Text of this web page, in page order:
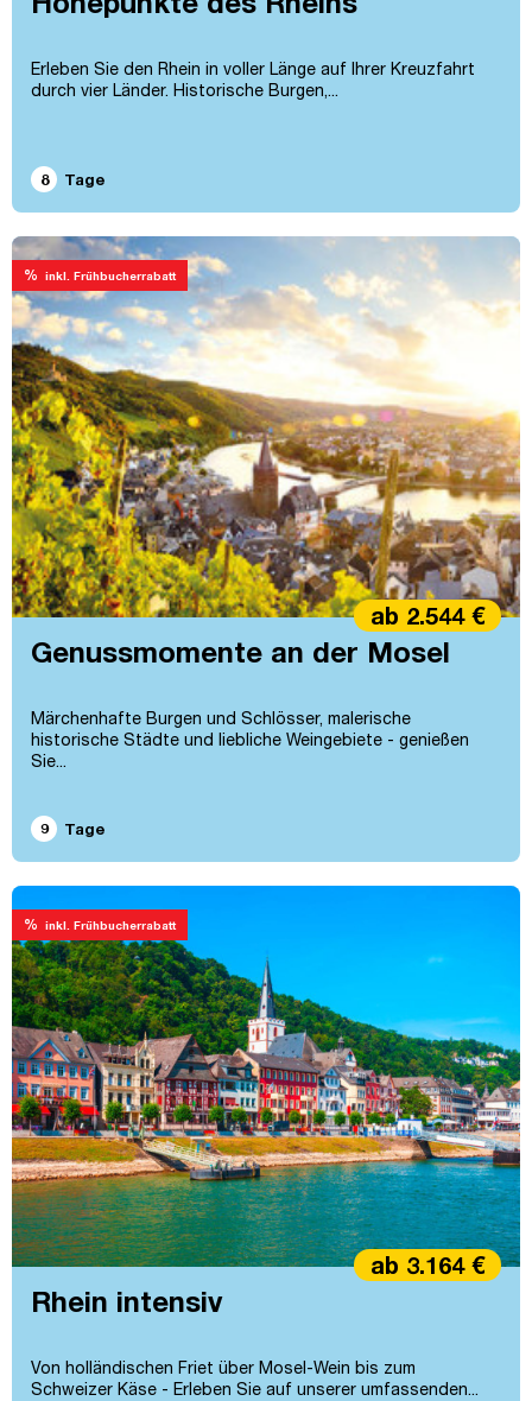
Erleben Sie den Rhein in voller Länge auf Ihrer Kreuzfahrt
durch vier Länder. Historische Burgen,...
8 Tage
% inkl. Frühbucherrabatt
Genussmomente an der Mosel
Märchenhafte Burgen und Schlösser, malerische
historische Städte und liebliche Weingebiete - genießen
Sie...
ab 2.544 €
9 Tage
% inkl. Frühbucherrabatt
Rhein intensiv
Von holländischen Friet über Mosel-Wein bis zum
Schweizer Käse - Erleben Sie auf unserer umfassenden...
ab 3.164 €